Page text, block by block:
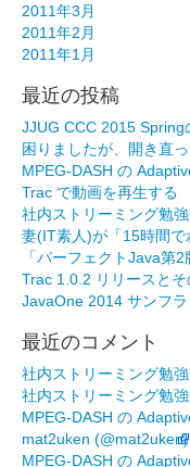
2011年3月
2011年2月
2011年1月
最近の投稿
JJUG CCC 2015 Spring
困りましたが、開き直
MPEG-DASH の
Trac で動画を再生する
社内ストリーミング勉
妻(IT素人)が「15時間
「パーフェクトJava第
Trac 1.0.2 リリースと
JavaOne 2014 サンフ
最近のコメント
社内ストリーミング勉
社内ストリーミング勉
MPEG-DASH の
mat2uken (@mat2uken)
MPEG-DASH の